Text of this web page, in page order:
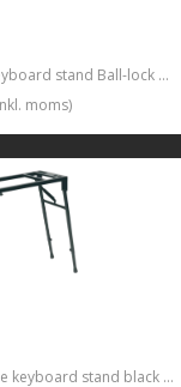
Robust keyboard stand Ball-lock black
moms)
Table-style keyboard stand black satin